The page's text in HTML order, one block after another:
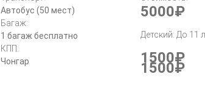
Автобус (50 мест)
Багаж:
1 багаж бесплатно
КПП:
Чонгар
5000₽
Детский: До 11
1500₽
1500₽